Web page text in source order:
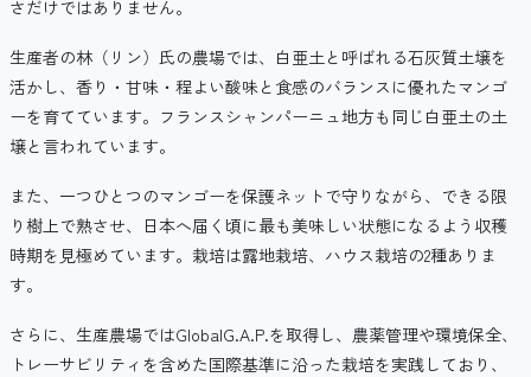
さだけではありません。
生産者の林（リン）氏の農場では、白亜土と呼ばれる石灰質土壌を
活かし、香り・甘味・程よい酸味と食感のバランスに優れたマンゴ
ーを育てています。フランスシャンパーニュ地方も同じ白亜土の土
壌と言われています。
また、一つひとつのマンゴーを保護ネットで守りながら、できる限
り樹上で熟させ、日本へ届く頃に最も美味しい状態になるよう収穫
時期を見極めています。栽培は露地栽培、ハウス栽培の2種ありま
す。
さらに、生産農場ではGlobalG.A.P.を取得し、農薬管理や環境保全、
トレーサビリティを含めた国際基準に沿った栽培を実践しており、